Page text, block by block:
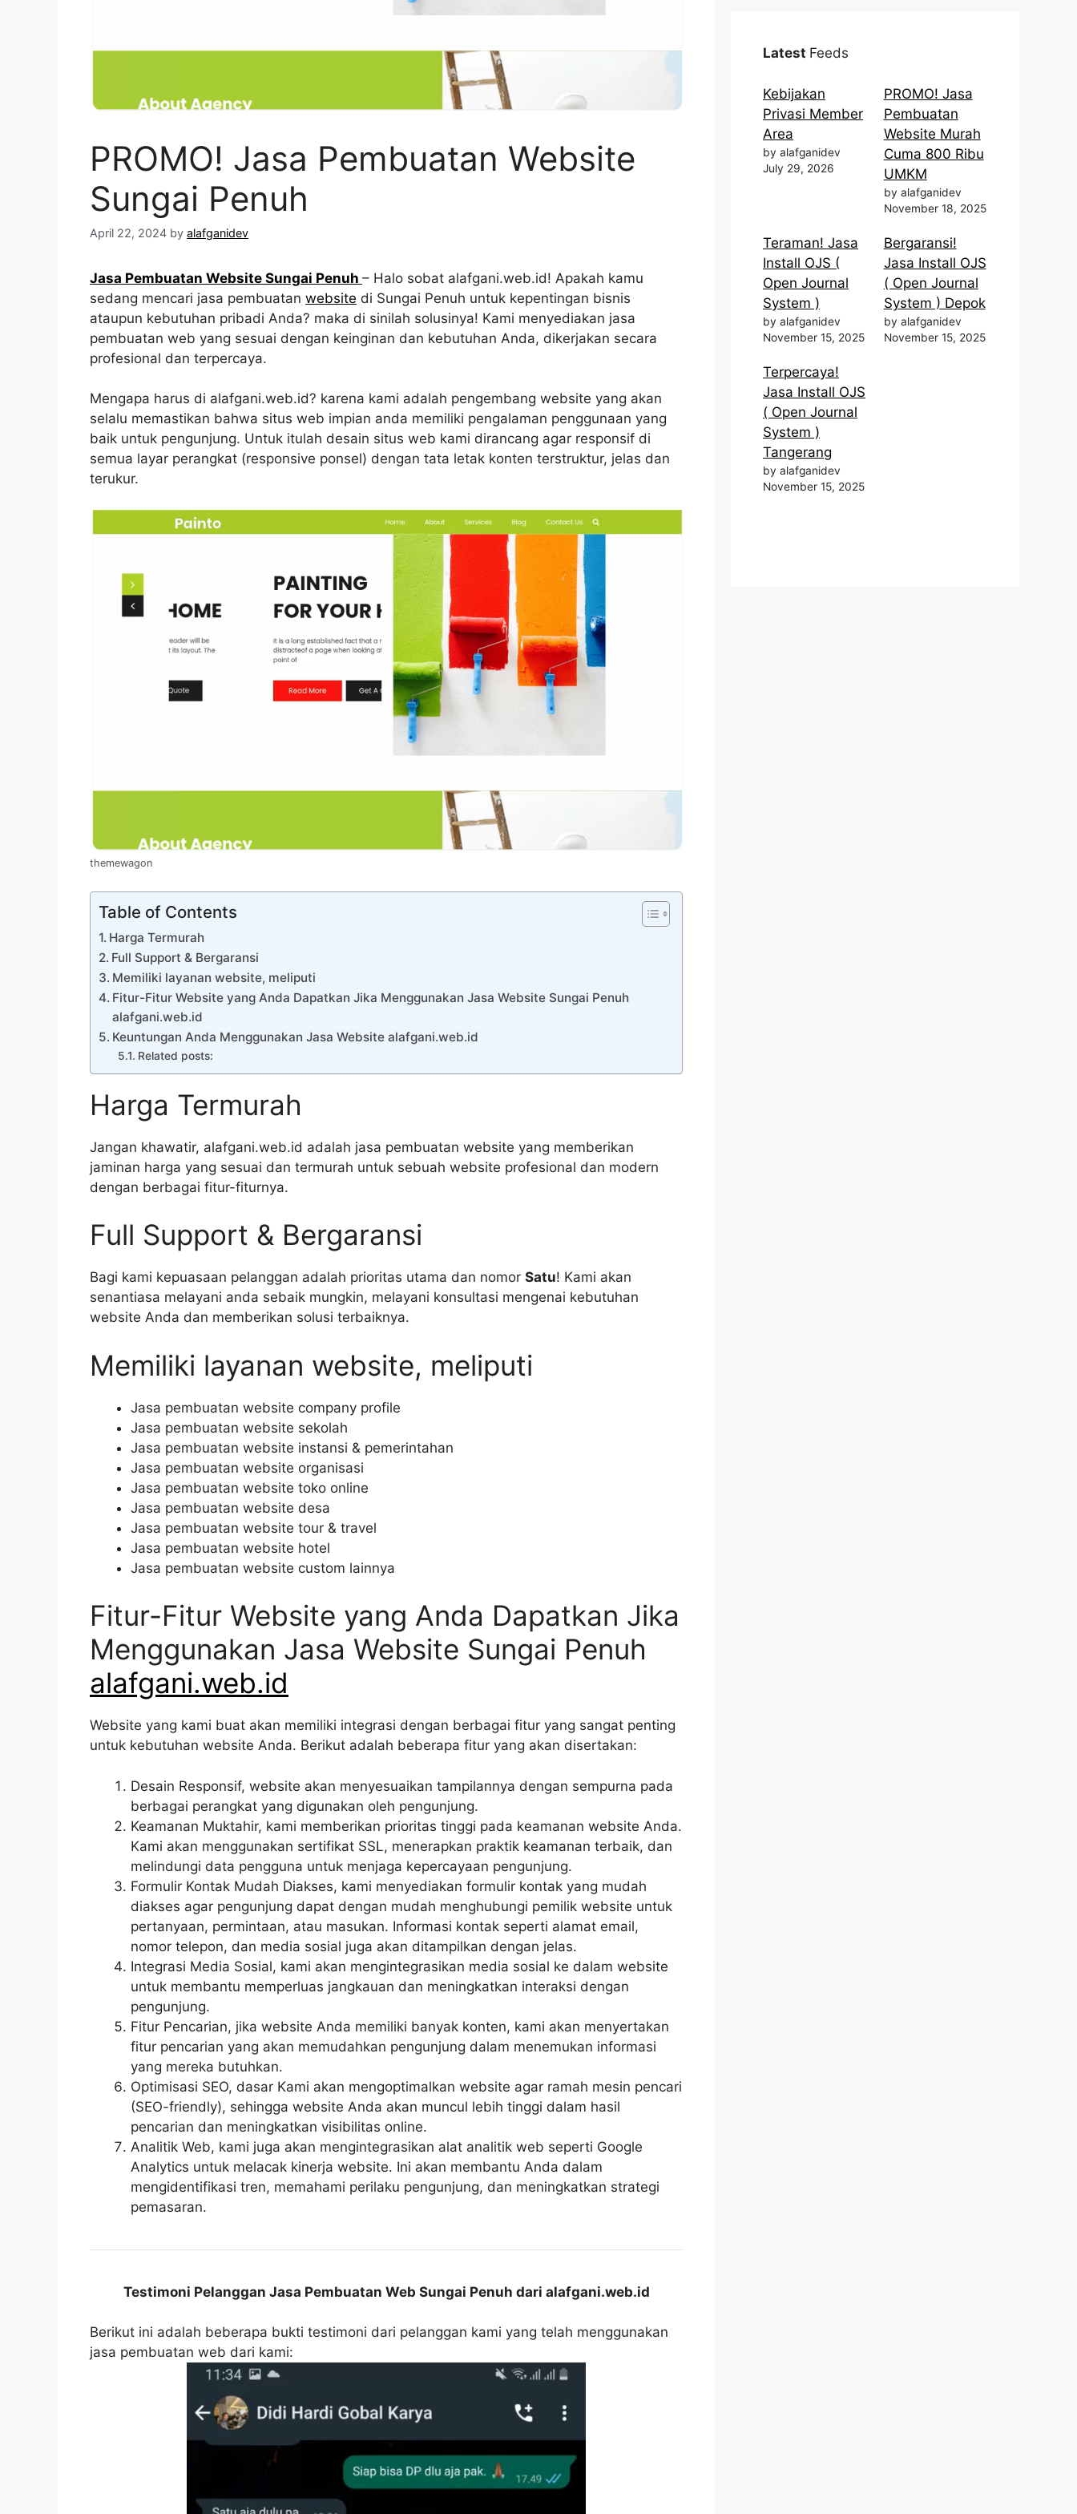
PROMO! Jasa Pembuatan Website
Sungai Penuh
April 22, 2024 by alafganidev
Jasa Pembuatan Website Sungai Penuh – Halo sobat alafgani.web.id! Apakah kamu
sedang mencari jasa pembuatan website di Sungai Penuh untuk kepentingan bisnis
ataupun kebutuhan pribadi Anda? maka di sinilah solusinya! Kami menyediakan jasa
pembuatan web yang sesuai dengan keinginan dan kebutuhan Anda, dikerjakan secara
profesional dan terpercaya.
Mengapa harus di alafgani.web.id? karena kami adalah pengembang website yang akan
selalu memastikan bahwa situs web impian anda memiliki pengalaman penggunaan yang
baik untuk pengunjung. Untuk itulah desain situs web kami dirancang agar responsif di
semua layar perangkat (responsive ponsel) dengan tata letak konten terstruktur, jelas dan
terukur.
themewagon
Table of Contents
Harga Termurah
Full Support & Bergaransi
Memiliki layanan website, meliputi
Fitur-Fitur Website yang Anda Dapatkan Jika Menggunakan Jasa Website Sungai Penuh
alafgani.web.id
Keuntungan Anda Menggunakan Jasa Website alafgani.web.id
Related posts:
Harga Termurah
Jangan khawatir, alafgani.web.id adalah jasa pembuatan website yang memberikan
jaminan harga yang sesuai dan termurah untuk sebuah website profesional dan modern
dengan berbagai fitur-fiturnya.
Full Support & Bergaransi
Bagi kami kepuasaan pelanggan adalah prioritas utama dan nomor Satu! Kami akan
senantiasa melayani anda sebaik mungkin, melayani konsultasi mengenai kebutuhan
website Anda dan memberikan solusi terbaiknya.
Memiliki layanan website, meliputi
Jasa pembuatan website company profile
Jasa pembuatan website sekolah
Jasa pembuatan website instansi & pemerintahan
Jasa pembuatan website organisasi
Jasa pembuatan website toko online
Jasa pembuatan website desa
Jasa pembuatan website tour & travel
Jasa pembuatan website hotel
Jasa pembuatan website custom lainnya
Fitur-Fitur Website yang Anda Dapatkan Jika
Menggunakan Jasa Website Sungai Penuh
alafgani.web.id
Website yang kami buat akan memiliki integrasi dengan berbagai fitur yang sangat penting
untuk kebutuhan website Anda. Berikut adalah beberapa fitur yang akan disertakan:
Desain Responsif, website akan menyesuaikan tampilannya dengan sempurna pada
berbagai perangkat yang digunakan oleh pengunjung.
Keamanan Muktahir, kami memberikan prioritas tinggi pada keamanan website Anda.
Kami akan menggunakan sertifikat SSL, menerapkan praktik keamanan terbaik, dan
melindungi data pengguna untuk menjaga kepercayaan pengunjung.
Formulir Kontak Mudah Diakses, kami menyediakan formulir kontak yang mudah
diakses agar pengunjung dapat dengan mudah menghubungi pemilik website untuk
pertanyaan, permintaan, atau masukan. Informasi kontak seperti alamat email,
nomor telepon, dan media sosial juga akan ditampilkan dengan jelas.
Integrasi Media Sosial, kami akan mengintegrasikan media sosial ke dalam website
untuk membantu memperluas jangkauan dan meningkatkan interaksi dengan
pengunjung.
Fitur Pencarian, jika website Anda memiliki banyak konten, kami akan menyertakan
fitur pencarian yang akan memudahkan pengunjung dalam menemukan informasi
yang mereka butuhkan.
Optimisasi SEO, dasar Kami akan mengoptimalkan website agar ramah mesin pencari
(SEO-friendly), sehingga website Anda akan muncul lebih tinggi dalam hasil
pencarian dan meningkatkan visibilitas online.
Analitik Web, kami juga akan mengintegrasikan alat analitik web seperti Google
Analytics untuk melacak kinerja website. Ini akan membantu Anda dalam
mengidentifikasi tren, memahami perilaku pengunjung, dan meningkatkan strategi
pemasaran.
Testimoni Pelanggan Jasa Pembuatan Web Sungai Penuh dari alafgani.web.id
Berikut ini adalah beberapa bukti testimoni dari pelanggan kami yang telah menggunakan
jasa pembuatan web dari kami:
Latest Feeds
Kebijakan
Privasi Member
Area
by alafganidev
July 29, 2026
PROMO! Jasa
Pembuatan
Website Murah
Cuma 800 Ribu
UMKM
by alafganidev
November 18, 2025
Teraman! Jasa
Install OJS (
Open Journal
System )
by alafganidev
November 15, 2025
Bergaransi!
Jasa Install OJS
( Open Journal
System ) Depok
by alafganidev
November 15, 2025
Terpercaya!
Jasa Install OJS
( Open Journal
System )
Tangerang
by alafganidev
November 15, 2025